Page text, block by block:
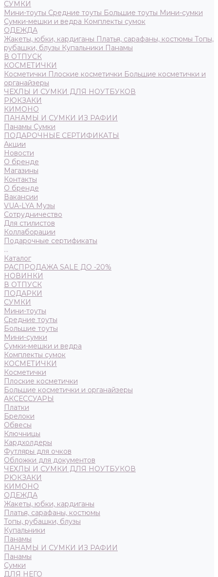
СУМКИ
Мини-тоуты Средние тоуты Большие тоуты Мини-сумки
Сумки-мешки и ведра Комплекты сумок
ОДЕЖДА
Жакеты, юбки, кардиганы Платья, сарафаны, костюмы Топы,
рубашки, блузы Купальники Панамы
В ОТПУСК
КОСМЕТИЧКИ
Косметички Плоские косметички Большие косметички и
органайзеры
ЧЕХЛЫ И СУМКИ ДЛЯ НОУТБУКОВ
РЮКЗАКИ
КИМОНО
ПАНАМЫ И СУМКИ ИЗ РАФИИ
Панамы Сумки
ПОДАРОЧНЫЕ СЕРТИФИКАТЫ
Акции
Новости
О бренде
Магазины
Контакты
О бренде
Вакансии
VUA-LYA Музы
Сотрудничество
Для стилистов
Коллаборации
Подарочные сертификаты
...
Каталог
РАСПРОДАЖА SALE ДО -20%
НОВИНКИ
В ОТПУСК
ПОДАРКИ
СУМКИ
Мини-тоуты
Средние тоуты
Большие тоуты
Мини-сумки
Сумки-мешки и ведра
Комплекты сумок
КОСМЕТИЧКИ
Косметички
Плоские косметички
Большие косметички и органайзеры
АКСЕССУАРЫ
Платки
Брелоки
Обвесы
Ключницы
Кардхолдеры
Футляры для очков
Обложки для документов
ЧЕХЛЫ И СУМКИ ДЛЯ НОУТБУКОВ
РЮКЗАКИ
КИМОНО
ОДЕЖДА
Жакеты, юбки, кардиганы
Платья, сарафаны, костюмы
Топы, рубашки, блузы
Купальники
Панамы
ПАНАМЫ И СУМКИ ИЗ РАФИИ
Панамы
Сумки
ДЛЯ НЕГО